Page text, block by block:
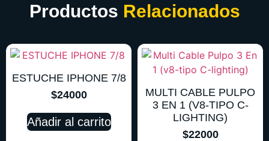
Productos Relacionados
ESTUCHE IPHONE 7/8
$24000
Añadir al carrito
MULTI CABLE PULPO
3 EN 1 (V8-TIPO C-
LIGHTING)
$22000